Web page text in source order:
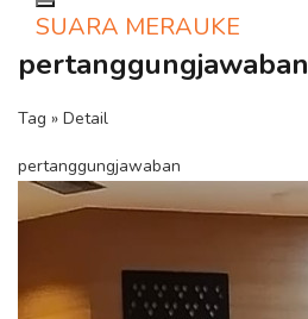
Toggle navigation
SUARA MERAUKE
pertanggungjawaban
Tag » Detail
pertanggungjawaban